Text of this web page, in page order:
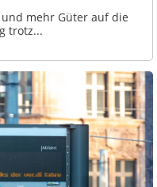
mehr Güter auf die
trotz...